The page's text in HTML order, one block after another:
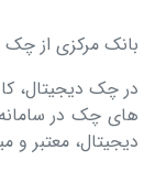
بانک مرکزی از چک
در چک دیجیتال،
های چک در سامانه
دیجیتال، معتبر و